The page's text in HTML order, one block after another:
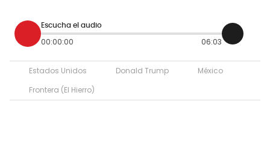
Escucha el audio
00:00:00 06:03
Estados Unidos Donald Trump
México
Frontera (El Hierro)